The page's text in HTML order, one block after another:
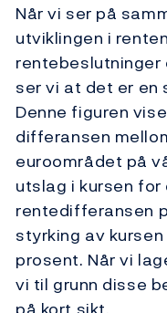
Når vi ser på
utviklingen i
rentebeslutninger
ser vi at det er en
Denne figuren
differansen
euroområdet på
utslag i kursen for
rentedifferansen
styrking av
prosent. Når vi
vi til grunn disse